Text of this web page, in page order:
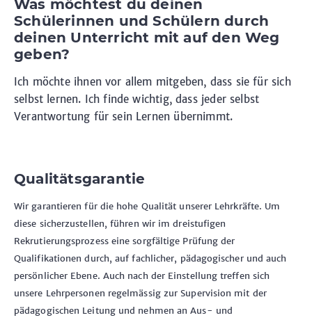
Was möchtest du deinen
Schülerinnen und Schülern durch
deinen Unterricht mit auf den Weg
geben?
Ich möchte ihnen vor allem mitgeben, dass sie für sich
selbst lernen. Ich finde wichtig, dass jeder selbst
Verantwortung für sein Lernen übernimmt.
Qualitätsgarantie
Wir garantieren für die hohe Qualität unserer Lehrkräfte. Um
diese sicherzustellen, führen wir im dreistufigen
Rekrutierungsprozess eine sorgfältige Prüfung der
Qualifikationen durch, auf fachlicher, pädagogischer und auch
persönlicher Ebene. Auch nach der Einstellung treffen sich
unsere Lehrpersonen regelmässig zur Supervision mit der
pädagogischen Leitung und nehmen an Aus- und